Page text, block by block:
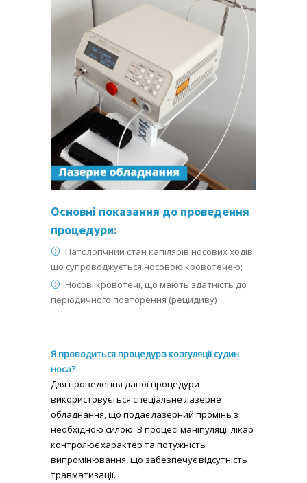
Основні показання до проведення
процедури:
Патологічний стан капілярів носових ходів,
що супроводжується носовою кровотечею;
Носові кровотечі, що мають здатність до
періодичного повторення (рецидиву)
Я проводиться процедура коагуляції судин
носа?
Для проведення даної процедури
використовується спеціальне лазерне
обладнання, що подає лазерний промінь з
необхідною силою. В процесі маніпуляції лікар
контролює характер та потужність
випромінювання, що забезпечує відсутність
травматизації.